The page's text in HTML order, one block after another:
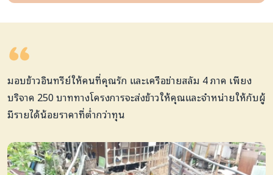
มอบข้าวอินทรีย์ให้คนที่คุณรัก และเครือข่ายสลัม 4 ภาค เพียง
บริจาค 250 บาททางโครงการจะส่งข้าวให้คุณและจำหน่ายให้กับผู้
มีรายได้น้อยราคาที่ต่ำกว่าทุน